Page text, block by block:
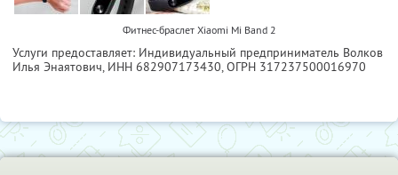
Фитнес-браслет Xiaomi Mi Band 2
Услуги предоставляет: Индивидуальный предприниматель Волков
Илья Энаятович, ИНН 682907173430 , ОГРН 317237500016970